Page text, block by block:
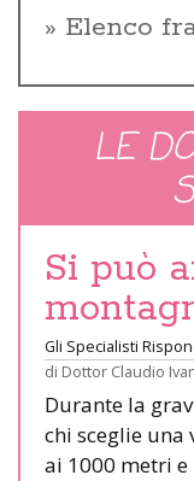
Elenco
LE
Si può
Gli Specialisti
di Dottor Claudio
Durante la
chi sceglie una
ai 1000 metri